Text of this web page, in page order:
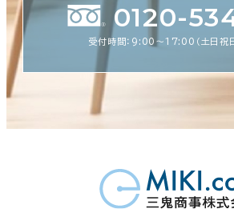
0120-
受付時間：9:00〜17:00（土日祝日